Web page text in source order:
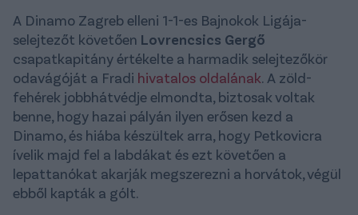
A Dinamo Zagreb elleni 1-1-es Bajnokok Ligája-
selejtezőt követően Lovrencsics Gergő
csapatkapitány értékelte a harmadik selejtezőkör
odavágóját a Fradi hivatalos oldalának. A zöld-
fehérek jobbhátvédje elmondta, biztosak voltak
benne, hogy hazai pályán ilyen erősen kezd a
Dinamo, és hiába készültek arra, hogy Petkovicra
ívelik majd fel a labdákat és ezt követően a
lepattanókat akarják megszerezni a horvátok, végül
ebből kapták a gólt.